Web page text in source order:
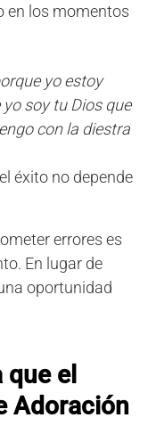
en los momentos
yo estoy
soy tu Dios que
con la diestra
éxito no depende
errores es
En lugar de
oportunidad
el
Adoración